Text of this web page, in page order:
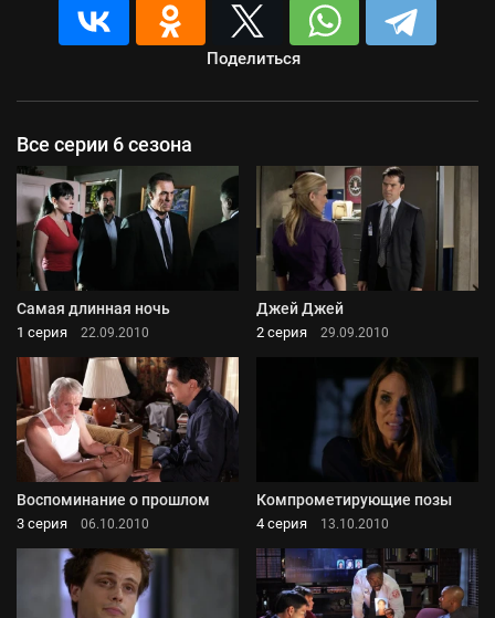
Поделиться
Все серии 6 сезона
Самая длинная ночь
1 серия 22.09.2010
Джей Джей
2 серия 29.09.2010
Воспоминание о прошлом
3 серия 06.10.2010
Компрометирующие позы
4 серия 13.10.2010